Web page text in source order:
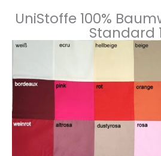
UniStoffe 100%
Standard